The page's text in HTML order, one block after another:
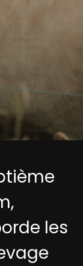
les